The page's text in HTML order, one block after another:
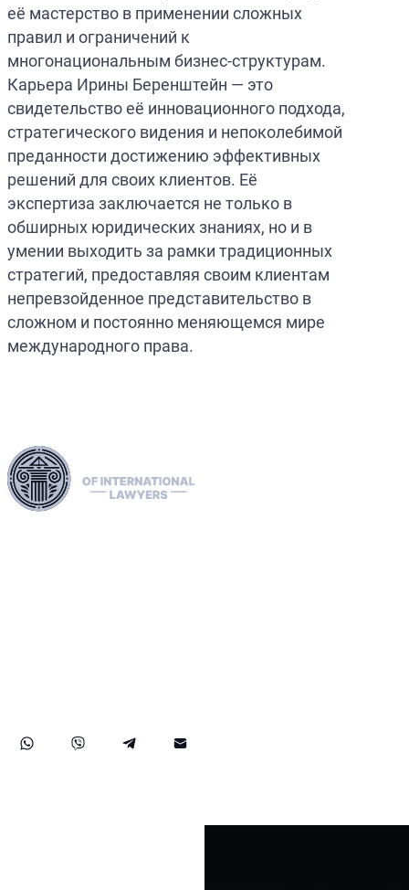
её мастерство в применении сложных
правил и ограничений к
многонациональным бизнес-структурам.
Карьера Ирины Беренштейн — это
свидетельство её инновационного подхода,
стратегического видения и непоколебимой
преданности достижению эффективных
решений для своих клиентов. Её
экспертиза заключается не только в
обширных юридических знаниях, но и в
умении выходить за рамки традиционных
стратегий, предоставляя своим клиентам
непревзойденное представительство в
сложном и постоянно меняющемся мире
международного права.